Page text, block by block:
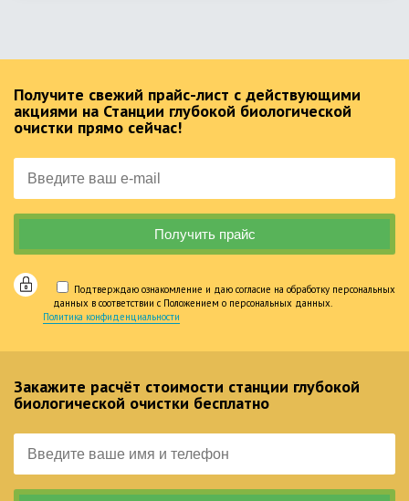
Получите свежий прайс-лист с действующими
акциями на Станции глубокой биологической
очистки прямо сейчас!
Подтверждаю ознакомление и даю согласие на обработку персональных
данных в соответствии с Положением о персональных данных.
Политика конфиденциальности
Закажите расчёт стоимости станции глубокой
биологической очистки бесплатно